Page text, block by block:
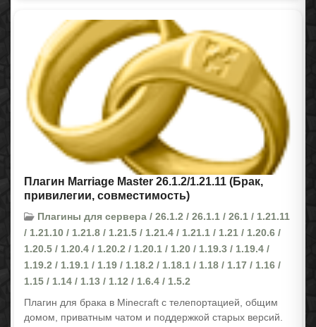
Плагин Marriage Master 26.1.2/1.21.11 (Брак,
привилегии, совместимость)
Плагины для сервера / 26.1.2 / 26.1.1 / 26.1 / 1.21.11
/ 1.21.10 / 1.21.8 / 1.21.5 / 1.21.4 / 1.21.1 / 1.21 / 1.20.6 /
1.20.5 / 1.20.4 / 1.20.2 / 1.20.1 / 1.20 / 1.19.3 / 1.19.4 /
1.19.2 / 1.19.1 / 1.19 / 1.18.2 / 1.18.1 / 1.18 / 1.17 / 1.16 /
1.15 / 1.14 / 1.13 / 1.12 / 1.6.4 / 1.5.2
Плагин для брака в Minecraft с телепортацией, общим
домом, приватным чатом и поддержкой старых версий.